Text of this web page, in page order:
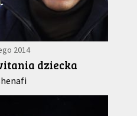
2014
dziecka